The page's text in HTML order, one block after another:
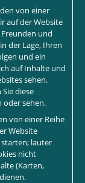
von einer
auf der Website
und
der Lage, Ihren
und ein
auf Inhalte und
sehen.
diese
oder sehen.
von einer Reihe
Website
lauter
nicht
(Karten,